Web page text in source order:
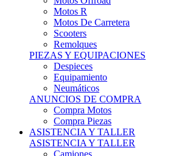
Motos R
Motos De Carretera
Scooters
Remolques
PIEZAS Y EQUIPACIONES
Despieces
Equipamiento
Neumáticos
ANUNCIOS DE COMPRA
Compra Motos
Compra Piezas
ASISTENCIA Y TALLER
ASISTENCIA Y TALLER
Camiones